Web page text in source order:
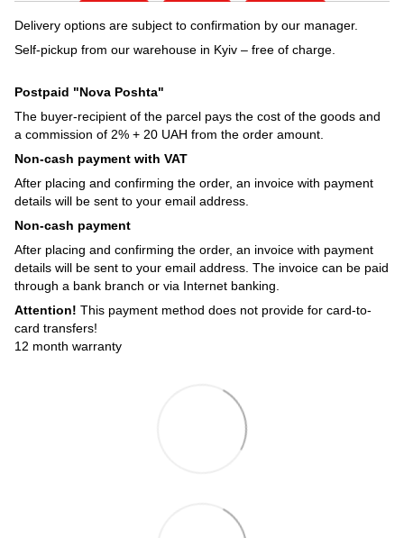
Delivery options are subject to confirmation by our manager.
Self-pickup from our warehouse in Kyiv – free of charge.
Postpaid "Nova Poshta"
The buyer-recipient of the parcel pays the cost of the goods and
a commission of 2% + 20 UAH from the order amount.
Non-cash payment with VAT
After placing and confirming the order, an invoice with payment
details will be sent to your email address.
Non-cash payment
After placing and confirming the order, an invoice with payment
details will be sent to your email address. The invoice can be paid
through a bank branch or via Internet banking.
Attention! This payment method does not provide for card-to-
card transfers!
12 month warranty